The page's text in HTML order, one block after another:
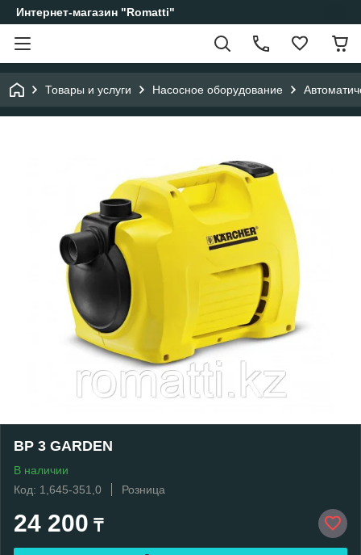
Интернет-магазин "Romatti"
Товары и услуги Насосное оборудование
ВP 3 GARDEN
В наличии
Код: 1,645-351,0
Розница
24 200 ₸